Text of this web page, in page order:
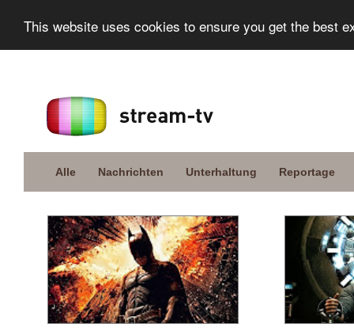
This website uses cookies to ensure you get the best
Alle Nachrichten Unterhaltung Reportage